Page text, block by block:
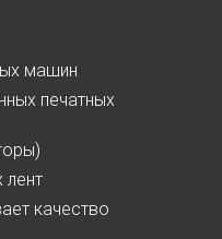
машин
печатных
лент
качество